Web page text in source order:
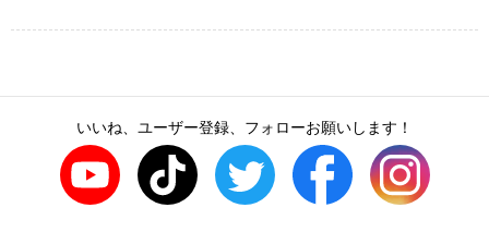
いいね、ユーザー登録、フォローお願いします！